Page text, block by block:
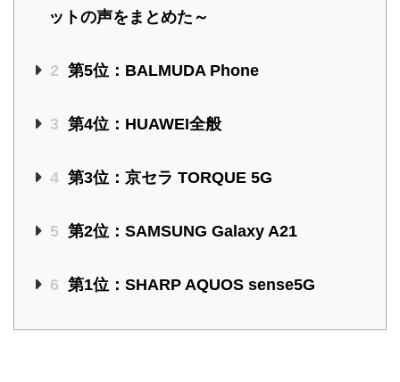
ットの声をまとめた～
2 第5位：BALMUDA Phone
3 第4位：HUAWEI全般
4 第3位：京セラ TORQUE 5G
5 第2位：SAMSUNG Galaxy A21
6 第1位：SHARP AQUOS sense5G